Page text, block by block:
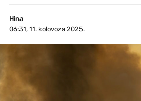
Hina
06:31, 11. kolovoza 2025.